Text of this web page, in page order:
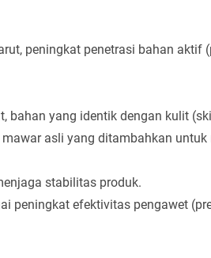
peningkat penetrasi bahan aktif
bahan yang identik dengan kulit
mawar asli yang ditambahkan
stabilitas produk.
peningkat efektivitas pengawet